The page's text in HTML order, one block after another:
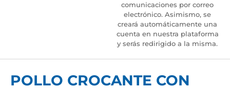
comunicaciones por correo
electrónico. Asimismo, se
creará automáticamente una
cuenta en nuestra plataforma
y serás redirigido a la misma.
POLLO CROCANTE CON